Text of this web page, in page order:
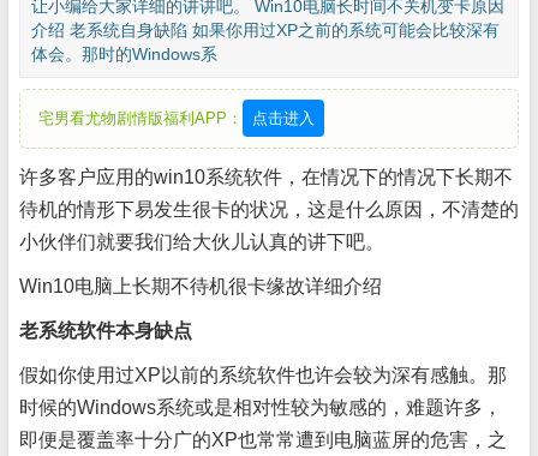
让小编给大家详细的讲讲吧。 Win10电脑长时间不关机变卡原因
介绍 老系统自身缺陷 如果你用过XP之前的系统可能会比较深有
体会。那时的Windows系
宅男看尤物剧情版福利APP： 点击进入
许多客户应用的win10系统软件，在情况下的情况下长期不
待机的情形下易发生很卡的状况，这是什么原因，不清楚的
小伙伴们就要我们给大伙儿认真的讲下吧。
Win10电脑上长期不待机很卡缘故详细介绍
老系统软件本身缺点
假如你使用过XP以前的系统软件也许会较为深有感触。那
时候的Windows系统或是相对性较为敏感的，难题许多，
即便是覆盖率十分广的XP也常常遭到电脑蓝屏的危害，之